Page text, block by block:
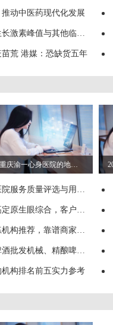
动中医药现代化发展
临床指标结合可较好预测IGHD儿
荒 港媒：恐缺货五年
重庆渝一心身医院的地址在哪、营业时间是什么
务质量评选与用户力荐
眼综合，客户口碑力荐
荐，靠谱商家测评排名
酿啤酒批发厂区实力公司推荐
构排名前五实力参考